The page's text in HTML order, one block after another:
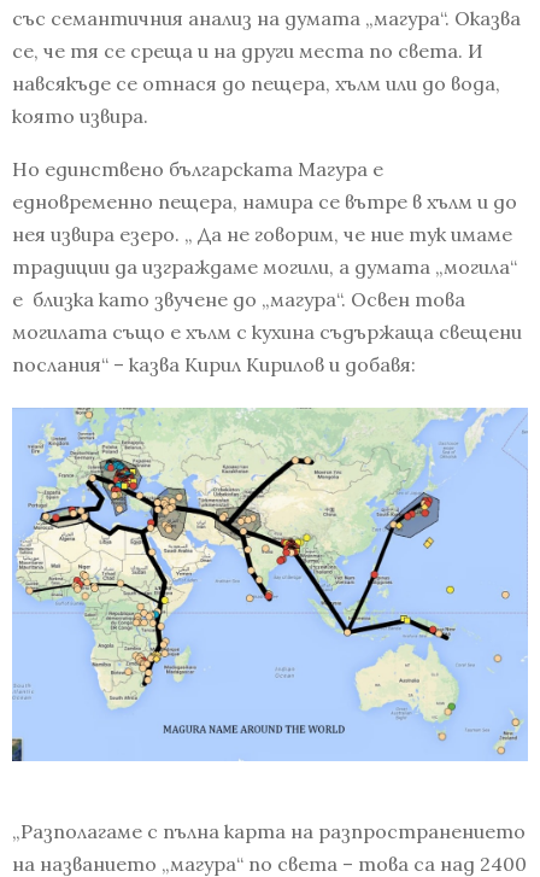
със семантичния анализ на думата „магура“. Оказва
се, че тя се среща и на други места по света. И
навсякъде се отнася до пещера, хълм или до вода,
която извира.
Но единствено българската Магура е
едновременно пещера, намира се вътре в хълм и до
нея извира езеро. „ Да не говорим, че ние тук имаме
традиции да изграждаме могили, а думата „могила“
е близка като звучене до „магура“. Освен това
могилата също е хълм с кухина съдържаща свещени
послания“ – казва Кирил Кирилов и добавя:
„Разполагаме с пълна карта на разпространението
на названието „магура“ по света – това са над 2400